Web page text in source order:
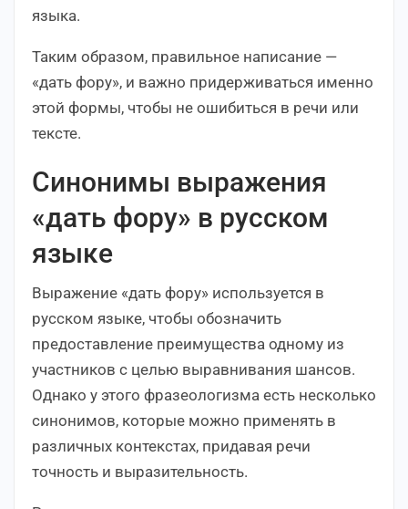
языка.
Таким образом, правильное написание —
«дать фору», и важно придерживаться именно
этой формы, чтобы не ошибиться в речи или
тексте.
Синонимы выражения
«дать фору» в русском
языке
Выражение «дать фору» используется в
русском языке, чтобы обозначить
предоставление преимущества одному из
участников с целью выравнивания шансов.
Однако у этого фразеологизма есть несколько
синонимов, которые можно применять в
различных контекстах, придавая речи
точность и выразительность.